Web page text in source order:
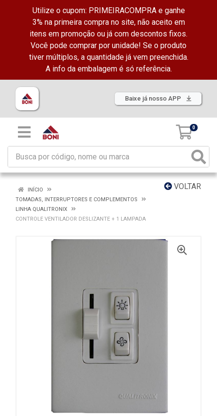
Utilize o cupom: PRIMEIRACOMPRA e ganhe
3% na primeira compra no site, não aceito em
itens em promoção ou já com descontos fixos.
Você pode comprar por unidade! Se o produto
tiver múltiplos, a quantidade já vem preenchida.
A info da embalagem é só referência.
Baixe já nosso APP
0
VOLTAR
INÍCIO
TOMADAS, INTERRUPTORES E COMPLEMENTOS
LINHA QUALITRONIX
CONTROLE VENTILADOR DESLIZANTE + 1 LAMPADA